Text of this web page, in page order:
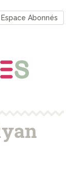
Espace Abonnés